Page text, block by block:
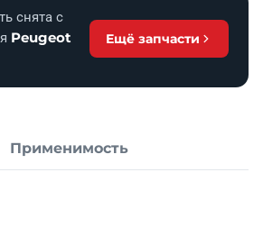
снята с
Peugeot
Ещё запчасти
Применимость